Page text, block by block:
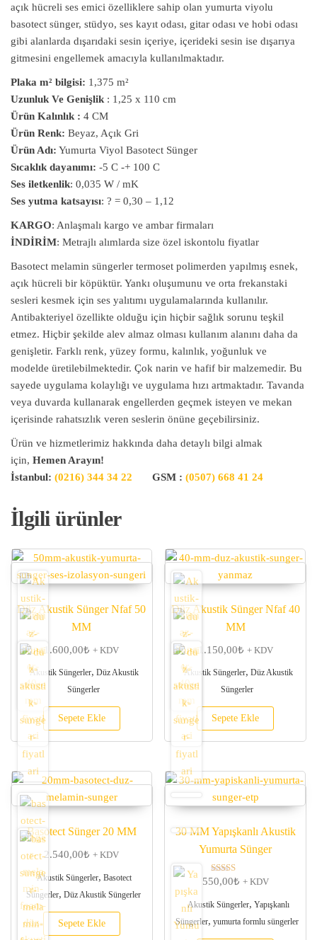
açık hücreli ses emici özelliklere sahip olan yumurta viyolu
basotect sünger, stüdyo, ses kayıt odası, gitar odası ve hobi odası
gibi alanlarda dışarıdaki sesin içeriye, içerideki sesin ise dışarıya
gitmesini engellemek amacıyla kullanılmaktadır.
Plaka m² bilgisi: 1,375 m²
Uzunluk Ve Genişlik : 1,25 x 110 cm
Ürün Kalınlık : 4 CM
Ürün Renk: Beyaz, Açık Gri
Ürün Adı: Yumurta Viyol Basotect Sünger
Sıcaklık dayanımı: -5 C -+ 100 C
Ses iletkenlik: 0,035 W / mK
Ses yutma katsayısı: ? = 0,30 – 1,12
KARGO: Anlaşmalı kargo ve ambar firmaları
İNDİRİM: Metrajlı alımlarda size özel iskontolu fiyatlar
Basotect melamin süngerler termoset polimerden yapılmış esnek,
açık hücreli bir köpüktür. Yankı oluşumunu ve orta frekanstaki
sesleri kesmek için ses yalıtımı uygulamalarında kullanılır.
Antibakteriyel özellikte olduğu için hiçbir sağlık sorunu teşkil
etmez. Hiçbir şekilde alev almaz olması kullanım alanını daha da
genişletir. Farklı renk, yüzey formu, kalınlık, yoğunluk ve
modelde üretilebilmektedir. Çok narin ve hafif bir malzemedir. Bu
sayede uygulama kolaylığı ve uygulama hızı artmaktadır. Tavanda
veya duvarda kullanarak engellerden geçmek isteyen ve mekan
içerisinde rahatsızlık veren seslerin önüne geçebilirsiniz.
Ürün ve hizmetlerimiz hakkında daha detaylı bilgi almak
için, Hemen Arayın!
İstanbul: (0216) 344 34 22 GSM : (0507) 668 41 24
İlgili ürünler
Düz Akustik Sünger Nfaf 50
MM
1.600,00₺ + KDV
Akustik Süngerler, Düz Akustik
Süngerler
Sepete Ekle
Düz Akustik Sünger Nfaf 40
MM
1.150,00₺ + KDV
Akustik Süngerler, Düz Akustik
Süngerler
Sepete Ekle
Basotect Sünger 20 MM
2.540,00₺ + KDV
Akustik Süngerler, Basotect
Süngerler, Düz Akustik Süngerler
Sepete Ekle
30 MM Yapışkanlı Akustik
Yumurta Sünger
5 üzerinden
550,00₺ + KDV
Akustik Süngerler, Yapışkanlı
Süngerler, yumurta formlu süngerler